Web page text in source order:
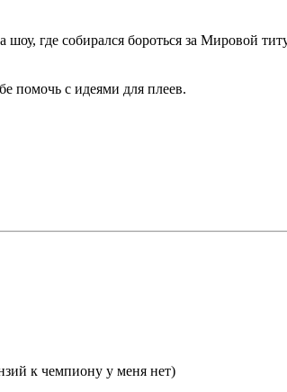
где собирался бороться за Мировой
помочь с идеями для плеев.
к чемпиону у меня нет)